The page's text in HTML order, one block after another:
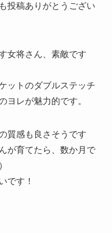
投稿ありがとうござい
女将さん、素敵です
ットのダブルステッチ
ヨレが魅力的です。
質感も良さそうです
が育てたら、数か月で
です！